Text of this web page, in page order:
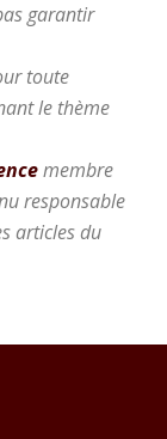
garantir
toute
le thème
membre
responsable
articles du